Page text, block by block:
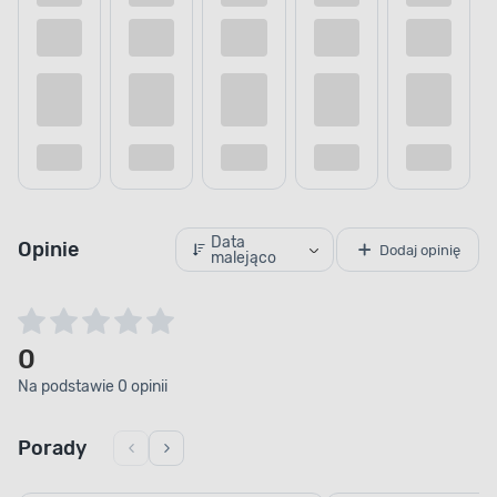
dodatkowo rozcieńczyć za pomocą wody. Jednak,
będzie całkowicie sucha, a ty możesz
Opinie
Data
malejąco
Dodaj opinię
0
Na podstawie 0 opinii
Porady